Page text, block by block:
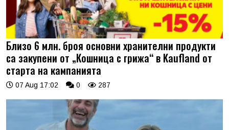
Близо 6 млн. броя основни хранителни продукти
са закупени от „Кошница с грижа“ в Kaufland от
старта на кампанията
07 Aug 17:02 0 287